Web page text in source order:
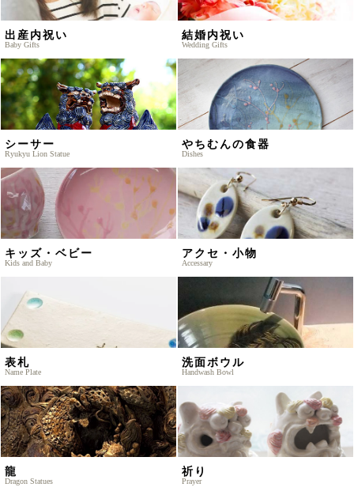
出産内祝い
Baby Gifts
結婚内祝い
Wedding Gifts
シーサー
Ryukyu Lion Statue
やちむんの食器
Dishes
キッズ・ベビー
Kids and Baby
アクセ・小物
Accessary
表札
Name Plate
洗面ボウル
Handwash Bowl
龍
Dragon Statues
祈り
Prayer